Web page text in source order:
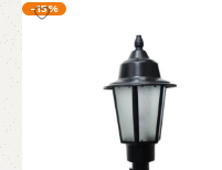
-15%